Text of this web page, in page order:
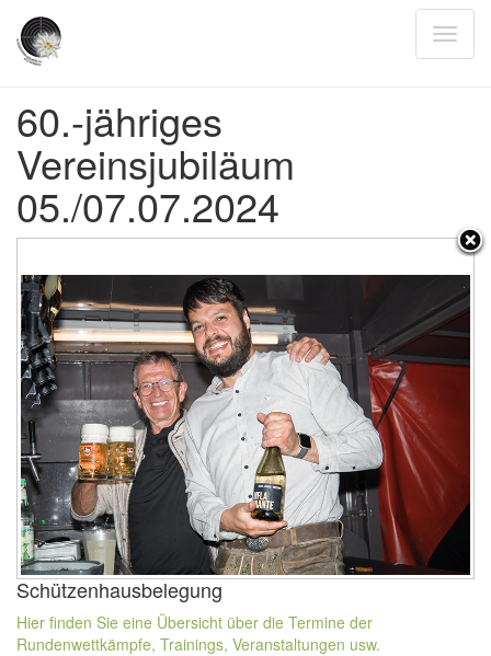
60.-jähriges
Vereinsjubiläum
05./07.07.2024
Schützenhausbelegung
Hier finden Sie eine Übersicht über die Termine der
Rundenwettkämpfe, Trainings, Veranstaltungen usw.